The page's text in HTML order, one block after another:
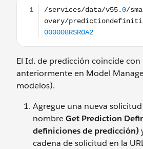
El Id. de predicción coincide con
anteriormente en Model
modelos).
Agregue una nueva solicitud
nombreGet Prediction
definiciones de predicción)
cadena de solicitud en la